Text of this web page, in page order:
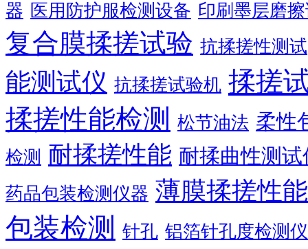
器 医用防护服检测设备 印刷墨层磨
复合膜揉搓试验 抗揉搓性测试
能测试仪 抗揉搓试验机 揉搓
揉搓性能检测
松节油法 柔性
检测 耐揉搓性能 耐揉曲性测试
药品包装检测仪器 薄膜揉搓性
包装检测 针孔 铝箔针孔度检测